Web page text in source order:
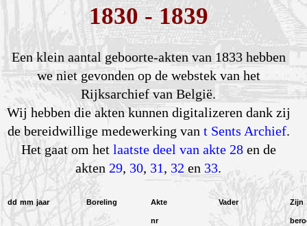
1830 - 1839
Een klein aantal geboorte-akten van 1833 hebben
we niet gevonden op de webstek van het
Rijksarchief van België.
Wij hebben die akten kunnen digitalizeren dank zij
de bereidwillige medewerking van t Sents Archief.
Het gaat om het laatste deel van akte 28en de
akten 29, 30, 31, 32 en 33.
dd mm jaar Boreling Akte
nr
Vader Zijn